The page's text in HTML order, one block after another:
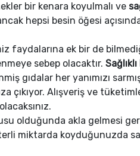
bir kenara koyulmalı ve
hepsi besin öğesi
faydalarına ek bir de
sebep olacaktır.
gıdalar her yanımızı
çıkıyor. Alışveriş ve
olduğunda akla gelmesi
miktarda koyduğunuzda